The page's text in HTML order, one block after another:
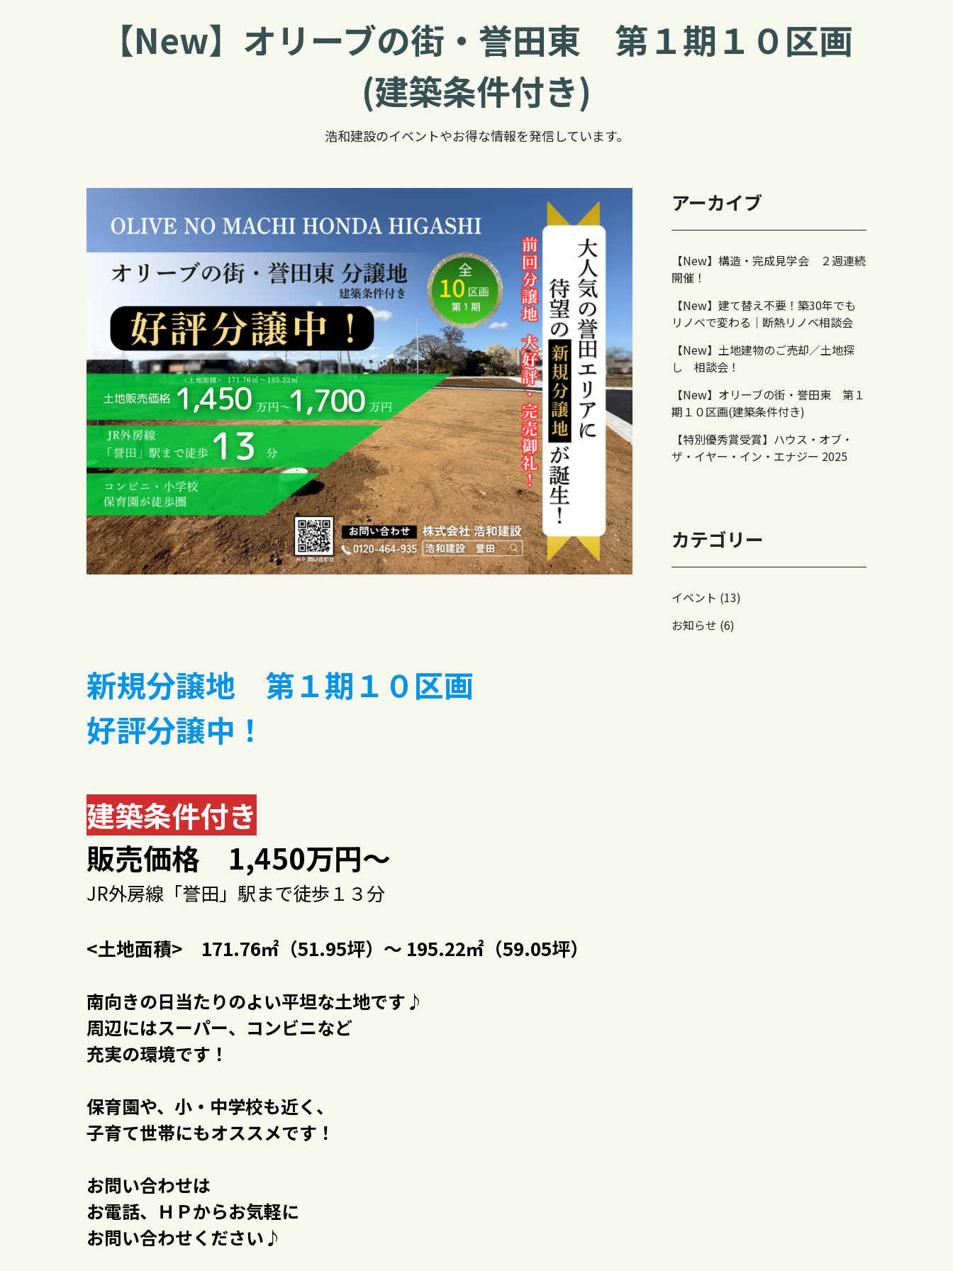
【New】オリーブの街・誉田東 第１期１０区画
(建築条件付き)
浩和建設のイベントやお得な情報を発信しています。
新規分譲地 第１期１０区画
好評分譲中！
建築条件付き
販売価格
1,450万円～
JR外房線「誉田」駅まで徒歩１３分
<土地面積> 171.76㎡（51.95坪）～ 195.22㎡（59.05坪）
南向きの日当たりのよい平坦な土地です♪
周辺にはスーパー、コンビニなど
充実の環境です！
保育園や、小・中学校も近く、
子育て世帯にもオススメです！
お問い合わせは
お電話、ＨＰからお気軽に
お問い合わせください♪
アーカイブ
【New】構造・完成見学会 ２週連続
開催！
【New】建て替え不要！築30年でも
リノベで変わる｜断熱リノベ相談会
【New】土地建物のご売却／土地探
し 相談会！
【New】オリーブの街・誉田東 第１
期１０区画(建築条件付き)
【特別優秀賞受賞】ハウス・オブ・
ザ・イヤー・イン・エナジー 2025
カテゴリー
イベント (13)
お知らせ (6)